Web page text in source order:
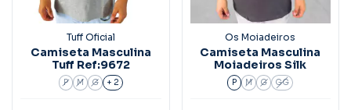
Tuff Oficial
Camiseta Masculina
Tuff Ref:9672
P M G + 2
Os Moiadeiros
Camiseta Masculina
Moiadeiros Silk
P M G GG